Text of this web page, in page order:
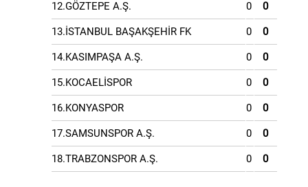
12.GÖZTEPE A.Ş. 0 0
13.İSTANBUL BAŞAKŞEHİR FK 0 0
14.KASIMPAŞA A.Ş. 0 0
15.KOCAELİSPOR 0 0
16.KONYASPOR 0 0
17.SAMSUNSPOR A.Ş. 0 0
18.TRABZONSPOR A.Ş. 0 0